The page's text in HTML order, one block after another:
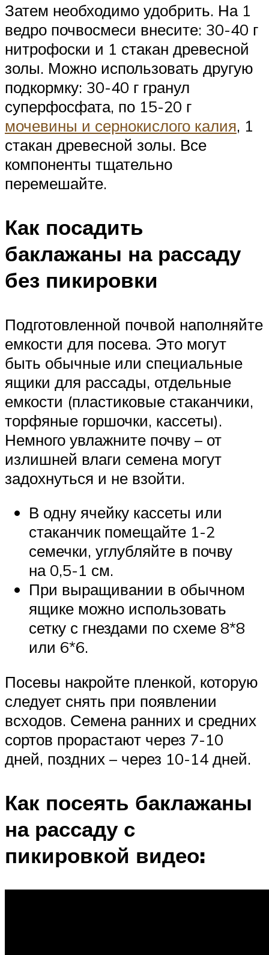
Затем необходимо удобрить. На 1
ведро почвосмеси внесите: 30-40 г
нитрофоски и 1 стакан древесной
золы. Можно использовать другую
подкормку: 30-40 г гранул
суперфосфата, по 15-20 г
мочевины и сернокислого калия, 1
стакан древесной золы. Все
компоненты тщательно
перемешайте.
Как посадить
баклажаны на рассаду
без пикировки
Подготовленной почвой наполняйте
емкости для посева. Это могут
быть обычные или специальные
ящики для рассады, отдельные
емкости (пластиковые стаканчики,
торфяные горшочки, кассеты).
Немного увлажните почву – от
излишней влаги семена могут
задохнуться и не взойти.
В одну ячейку кассеты или
стаканчик помещайте 1-2
семечки, углубляйте в почву
на 0,5-1 см.
При выращивании в обычном
ящике можно использовать
сетку с гнездами по схеме 8*8
или 6*6.
Посевы накройте пленкой, которую
следует снять при появлении
всходов. Семена ранних и средних
сортов прорастают через 7-10
дней, поздних – через 10-14 дней.
Как посеять баклажаны
на рассаду с
пикировкой видео: